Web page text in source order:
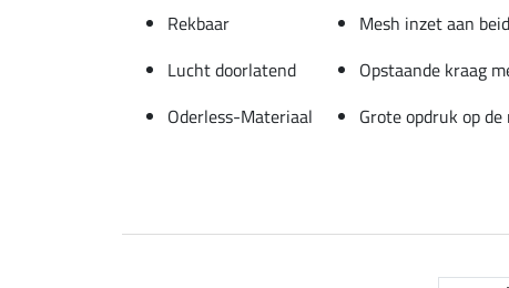
Rekbaar
Mesh inzet aan
Lucht doorlatend
Opstaande kraag
Oderless-Materiaal
Grote opdruk op de